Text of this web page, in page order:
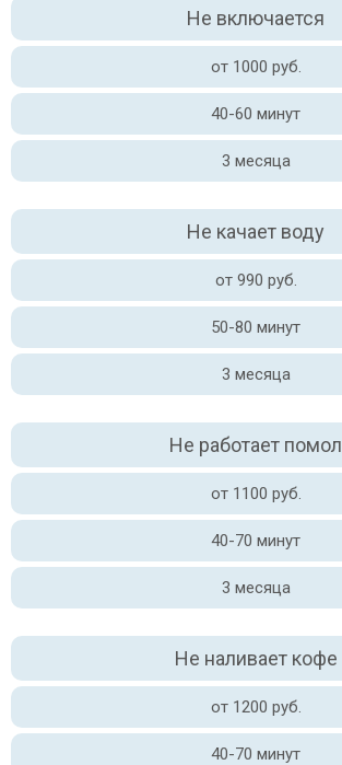
Не включается
от 1000 руб.
40-60 минут
3 месяца
Не качает воду
от 990 руб.
50-80 минут
3 месяца
Не работает помол
от 1100 руб.
40-70 минут
3 месяца
Не наливает кофе
от 1200 руб.
40-70 минут